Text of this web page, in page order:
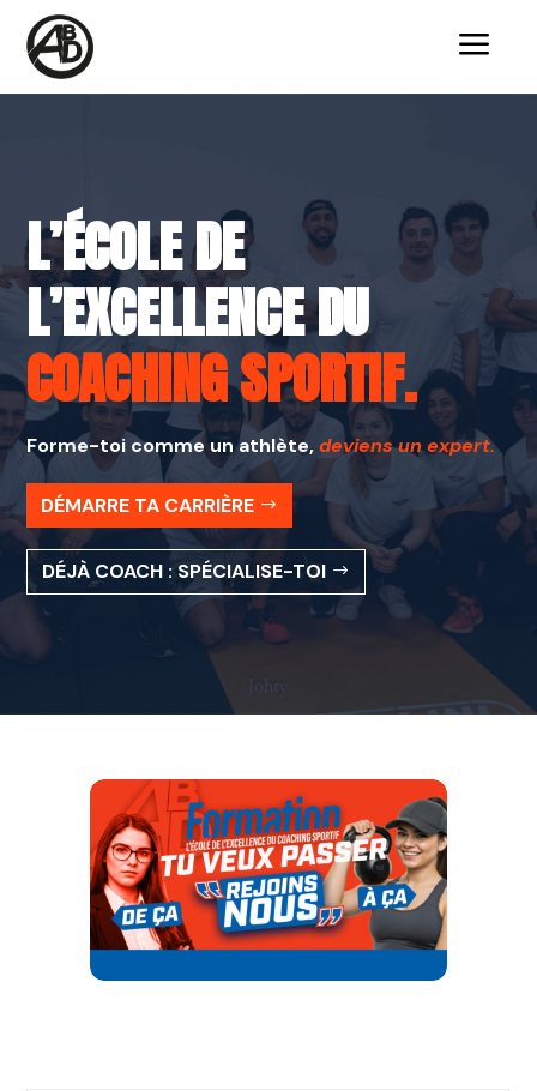
a
L’ÉCOLE DE
L’EXCELLENCE DU
COACHING SPORTIF.
Forme-toi comme un athlète,deviens un expert.
DÉMARRE TA CARRIÈRE
DÉJÀ COACH : SPÉCIALISE-TOI